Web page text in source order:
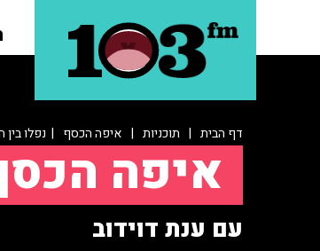
דף הבית | תוכניות | איפה הכסף | נפלו
איפה
עם ענת דוידוב